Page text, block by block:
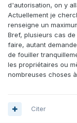
d'autorisation, on y
Actuellement je
renseigne un
Bref, plusieurs cas
faire, autant
de fouiller
les propriétaires ou
nombreuses choses
Citer